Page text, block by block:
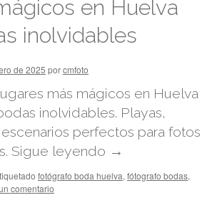
en Huelva
inolvidables
de 2025 porcmfoto
más mágicos en Huelva
inolvidables. Playas,
perfectos para fotos
Sigue leyendo →
fotógrafo boda huelva, fótografo bodas,
comentario